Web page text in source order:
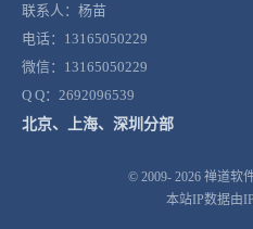
联系人：杨苗
电话：13165050229
微信：13165050229
Q Q：2692096539
北京、上海、深圳分部
© 2009- 2026 禅道软
本站IP数据由